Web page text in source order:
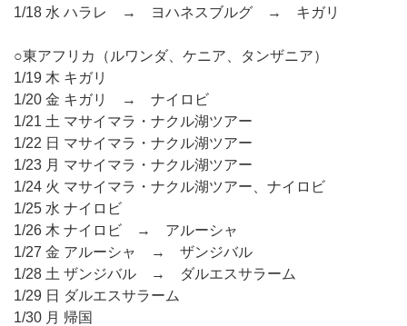
1/18 水 ハラレ → ヨハネスブルグ → キガリ
○東アフリカ（ルワンダ、ケニア、タンザニア）
1/19 木 キガリ
1/20 金 キガリ → ナイロビ
1/21 土 マサイマラ・ナクル湖ツアー
1/22 日 マサイマラ・ナクル湖ツアー
1/23 月 マサイマラ・ナクル湖ツアー
1/24 火 マサイマラ・ナクル湖ツアー、ナイロビ
1/25 水 ナイロビ
1/26 木 ナイロビ → アルーシャ
1/27 金 アルーシャ → ザンジバル
1/28 土 ザンジバル → ダルエスサラーム
1/29 日 ダルエスサラーム
1/30 月 帰国